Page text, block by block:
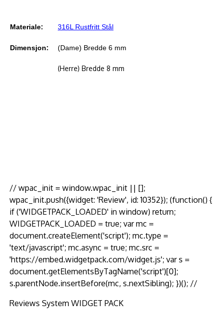
Materiale: 316L Rustfritt Stål
Dimensjon: (Dame) Bredde 6 mm
(Herre) Bredde 8 mm
// wpac_init = window.wpac_init || [];
wpac_init.push({widget: 'Review', id: 10352}); (function() {
if ('WIDGETPACK_LOADED' in window) return;
WIDGETPACK_LOADED = true; var mc =
document.createElement('script'); mc.type =
'text/javascript'; mc.async = true; mc.src =
'https://embed.widgetpack.com/widget.js'; var s =
document.getElementsByTagName('script')[0];
s.parentNode.insertBefore(mc, s.nextSibling); })(); //
Reviews System WIDGET PACK